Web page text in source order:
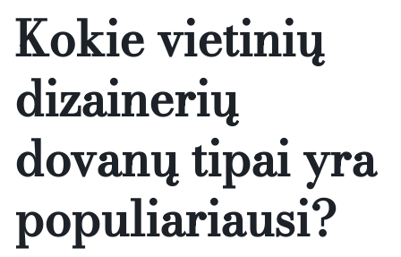
Kokie vietinių
dizainerių
dovanų tipai yra
populiariausi?